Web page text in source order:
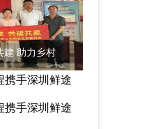
建 助力乡村
携手深圳鲜途
携手深圳鲜途